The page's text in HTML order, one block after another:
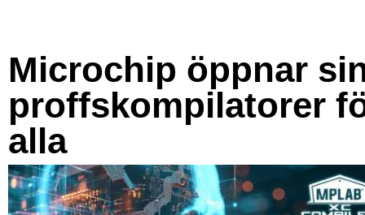
Microchip öppnar
proffskompilatorer
alla